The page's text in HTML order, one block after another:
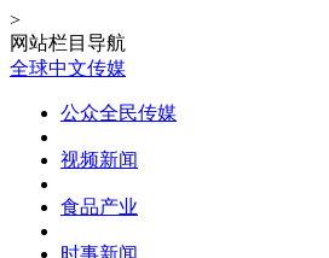
>
网站栏目导航
全球中文传媒
公众全民传媒
视频新闻
食品产业
时事新闻